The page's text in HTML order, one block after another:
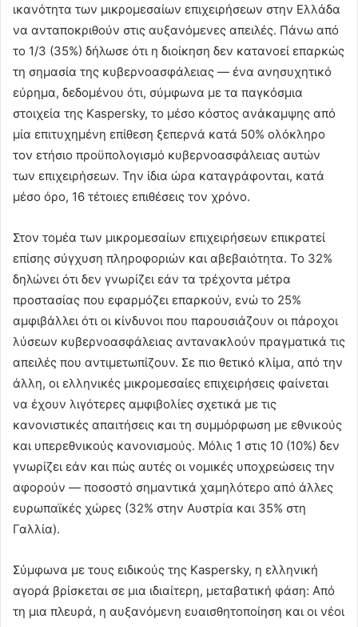
ικανότητα των μικρομεσαίων επιχειρήσεων στην Ελλάδα
να ανταποκριθούν στις αυξανόμενες απειλές. Πάνω από
το 1/3 (35%) δήλωσε ότι η διοίκηση δεν κατανοεί επαρκώς
τη σημασία της κυβερνοασφάλειας — ένα ανησυχητικό
εύρημα, δεδομένου ότι, σύμφωνα με τα παγκόσμια
στοιχεία της Kaspersky, το μέσο κόστος ανάκαμψης από
μία επιτυχημένη επίθεση ξεπερνά κατά 50% ολόκληρο
τον ετήσιο προϋπολογισμό κυβερνοασφάλειας αυτών
των επιχειρήσεων. Την ίδια ώρα καταγράφονται, κατά
μέσο όρο, 16 τέτοιες επιθέσεις τον χρόνο.
Στον τομέα των μικρομεσαίων επιχειρήσεων επικρατεί
επίσης σύγχυση πληροφοριών και αβεβαιότητα. Το 32%
δηλώνει ότι δεν γνωρίζει εάν τα τρέχοντα μέτρα
προστασίας που εφαρμόζει επαρκούν, ενώ το 25%
αμφιβάλλει ότι οι κίνδυνοι που παρουσιάζουν οι πάροχοι
λύσεων κυβερνοασφάλειας αντανακλούν πραγματικά τις
απειλές που αντιμετωπίζουν. Σε πιο θετικό κλίμα, από την
άλλη, οι ελληνικές μικρομεσαίες επιχειρήσεις φαίνεται
να έχουν λιγότερες αμφιβολίες σχετικά με τις
κανονιστικές απαιτήσεις και τη συμμόρφωση με εθνικούς
και υπερεθνικούς κανονισμούς. Μόλις 1 στις 10 (10%) δεν
γνωρίζει εάν και πώς αυτές οι νομικές υποχρεώσεις την
αφορούν — ποσοστό σημαντικά χαμηλότερο από άλλες
ευρωπαϊκές χώρες (32% στην Αυστρία και 35% στη
Γαλλία).
Σύμφωνα με τους ειδικούς της Kaspersky, η ελληνική
αγορά βρίσκεται σε μια ιδιαίτερη, μεταβατική φάση: Από
τη μια πλευρά, η αυξανόμενη ευαισθητοποίηση και οι νέοι